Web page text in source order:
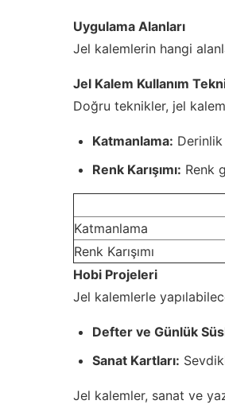
Uygulama Alanları
Jel kalemlerin hangi
Jel Kalem Kullanım
Doğru teknikler, jel
Katmanlama:
Renk Karışımı: Renk
Katmanlama
Renk Karışımı
Hobi Projeleri
Jel kalemlerle
Defter ve Günlük
Sanat Kartları:
Jel kalemler, sanat ve